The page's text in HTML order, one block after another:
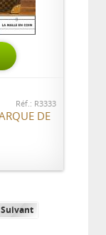
Réf.: R3333
DE
Suivant